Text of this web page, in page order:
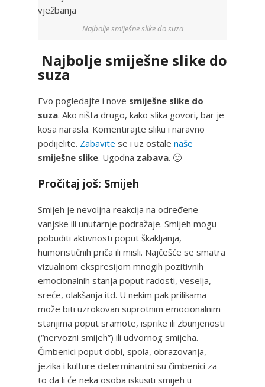
Najbolje smiješne slike do suza
Najbolje smiješne slike do
suza
Evo pogledajte i nove smiješne slike do
suza. Ako ništa drugo, kako slika govori, bar je
kosa narasla. Komentirajte sliku i naravno
podijelite. Zabavite se i uz ostale naše
smiješne slike. Ugodna zabava. 🙂
Pročitaj još: Smijeh
Smijeh je nevoljna reakcija na određene
vanjske ili unutarnje podražaje. Smijeh mogu
pobuditi aktivnosti poput škakljanja,
humorističnih priča ili misli. Najčešće se smatra
vizualnom ekspresijom mnogih pozitivnih
emocionalnih stanja poput radosti, veselja,
sreće, olakšanja itd. U nekim pak prilikama
može biti uzrokovan suprotnim emocionalnim
stanjima poput sramote, isprike ili zbunjenosti
(“nervozni smijeh”) ili udvornog smijeha.
Čimbenici poput dobi, spola, obrazovanja,
jezika i kulture determinantni su čimbenici za
to da li će neka osoba iskusiti smijeh u